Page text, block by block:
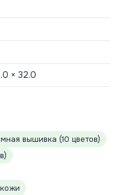
× 32.0
вышивка (10 цветов)